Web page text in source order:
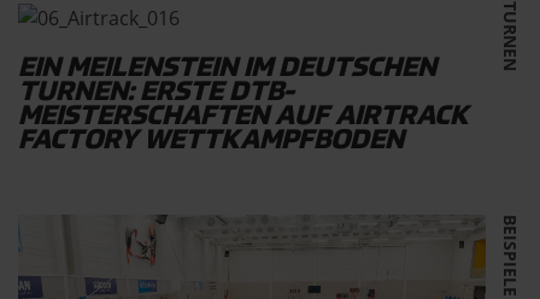
TURNEN
EIN MEILENSTEIN IM DEUTSCHEN
TURNEN: ERSTE DTB-
MEISTERSCHAFTEN AUF AIRTRACK
FACTORY WETTKAMPFBODEN
BEISPIELE